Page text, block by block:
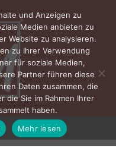
und Anzeigen zu
Medien anbieten zu
Website zu analysieren.
zu Ihrer Verwendung
für soziale Medien,
Partner führen diese
Daten zusammen, die
die Sie im Rahmen Ihrer
haben.
Mehr lesen